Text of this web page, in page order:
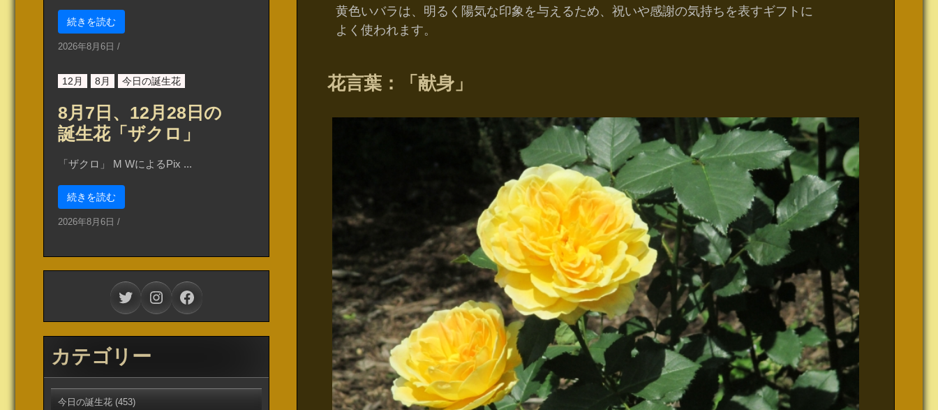
黄色いバラは、明るく陽気な印象を与えるため、祝いや感謝の気持ちを表すギフトに
よく使われます。
花言葉：「献身」
続きを読む
2026年8月6日 /
12月 8月 今日の誕生花
8月7日、12月28日の
誕生花「ザクロ」
「ザクロ」 M WによるPix ...
続きを読む
2026年8月6日 /
TwitterInstagramFacebook
カテゴリー
今日の誕生花 (453)